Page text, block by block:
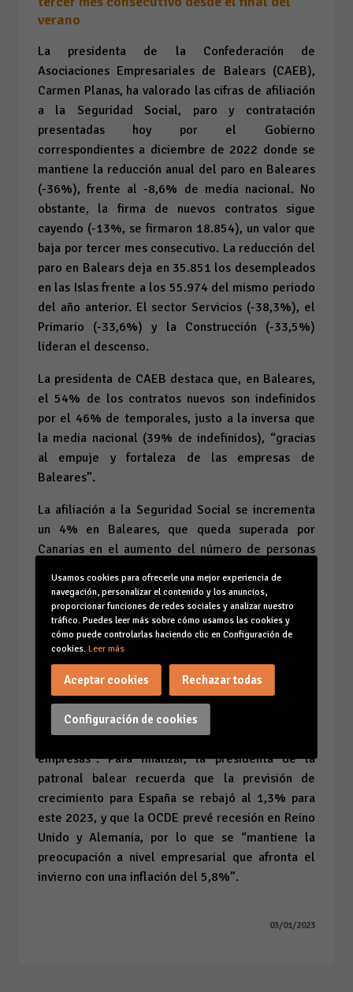
verano
La presidenta de la Confederación de
Asociaciones Empresariales de Balears (CAEB),
Carmen Planas, ha valorado las cifras de afiliación
a la Seguridad Social, paro y contratación
presentadas hoy por el Gobierno
correspondientes a diciembre de 2022 donde se
mantiene la reducción anual del paro en Baleares
(-36%), frente al -8,6% de media nacional. No
obstante, la firma de nuevos contratos sigue
cayendo (-13%, se firmaron 18.854), un valor que
baja por tercer mes consecutivo. La reducción del
paro en Balears deja en 35.851 los desempleados
en las Islas frente a los 55.974 del mismo periodo
del año anterior. El sector Servicios (-38,3%), el
Primario (-33,6%) y la Construcción (-33,5%)
lideran el descenso.
La presidenta de CAEB destaca que, en Baleares,
el 54% de los contratos nuevos son indefinidos
por el 46% de temporales, justo a la inversa que
la media nacional (39% de indefinidos), “gracias
al empuje y fortaleza de las empresas de
Baleares”.
La afiliación a la Seguridad Social se incrementa
un 4% en Baleares, que queda superada por
Canarias en el aumento del número de personas
nacional (2,38%). En total, 458.020 personas
están trabajando en las Islas.
Planas señala que “el empuje del empleo no
económica prepandémica”, como señaló el último
informe de coyuntura económica de la patronal, y
que “la inflación y la subida de los tipos de interés
están provocando serios ajustes en familias y
empresas”. Para finalizar, la presidenta de la
patronal balear recuerda que la previsión de
crecimiento para España se rebajó al 1,3% para
este 2023, y que la OCDE prevé recesión en Reino
Unido y Alemania, por lo que se “mantiene la
preocupación a nivel empresarial que afronta el
invierno con una inflación del 5,8%”.
03/01/2023
Usamos cookies para ofrecerle una mejor experiencia de
navegación, personalizar el contenido y los anuncios,
proporcionar funciones de redes sociales y analizar nuestro
tráfico. Puedes leer más sobre cómo usamos las cookies y
cómo puede controlarlas haciendo clic en Configuración de
cookies. Leer más
Configuración de cookies
Aceptar cookies Rechazar todas